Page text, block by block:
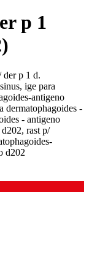
p 1
der p 1 d.
ige para
antigeno
dermatophagoides -
- antigeno
rast p/
d202